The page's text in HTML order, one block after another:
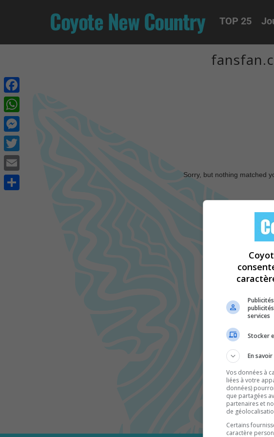
Coyote New Country TOP 25
Sorry, but nothing matched
Facebook
WhatsApp
Messenger
Twitter
Email
services
Stocker
En savoir
Vos données à
liées à votre
données)
que partagées
partenaires et
de
Certains
caractère